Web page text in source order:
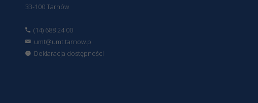
33-100 Tarnów
(14) 688 24 00
umt@umt.tarnow.pl
Deklaracja dostępności